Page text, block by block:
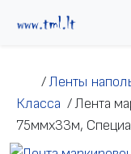
/Ленты
Класса /Лента
75ммх33м,